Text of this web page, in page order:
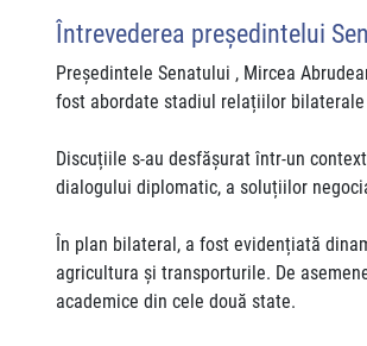
Întrevederea președintelui
Președintele Senatului , Mircea
fost abordate stadiul relațiilor
Discuțiile s-au desfășurat într-un
dialogului diplomatic, a soluțiilor
În plan bilateral, a fost evidențiată
agricultura și transporturile. De
academice din cele două state.